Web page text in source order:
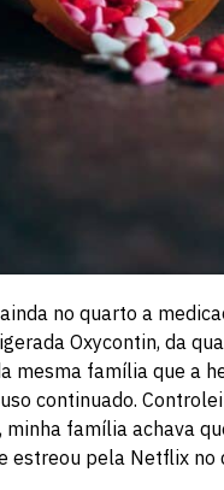
no quarto a
Oxycontin, da
mesma família que a
continuado.
família achava
estreou pela Netflix no